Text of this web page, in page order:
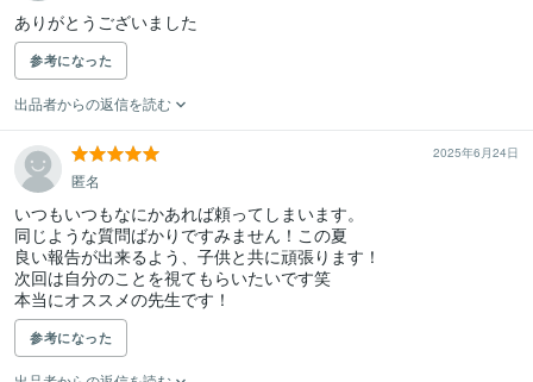
ありがとうございました
参考になった
出品者からの返信を読む
2025年6月24日
匿名
いつもいつもなにかあれば頼ってしまいます。
同じような質問ばかりですみません！この夏
良い報告が出来るよう、子供と共に頑張ります！
次回は自分のことを視てもらいたいです笑
本当にオススメの先生です！
参考になった